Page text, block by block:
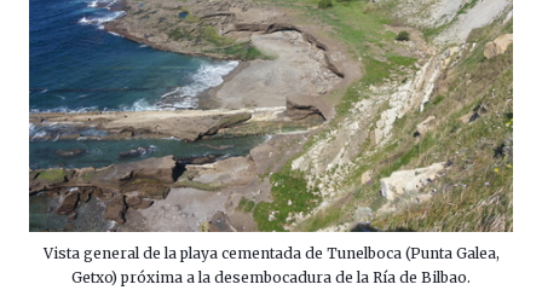
Vista general de la playa cementada de Tunelboca (Punta Galea,
Getxo) próxima a la desembocadura de la Ría de Bilbao.